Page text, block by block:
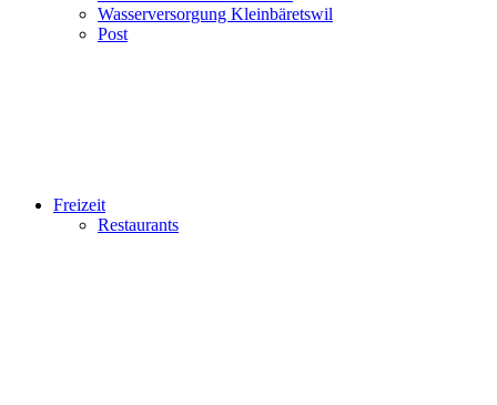
Wasserversorgung Kleinbäretswil
Post
Freizeit
Restaurants